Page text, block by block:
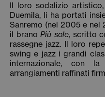
Il loro sodalizio
Duemila, li ha portati
Sanremo (nel 2005 e nel
il branoPiù sole, scritto
rassegne jazz. Il loro
swing e jazz i grandi
internazionale, con
arrangiamenti raffinati